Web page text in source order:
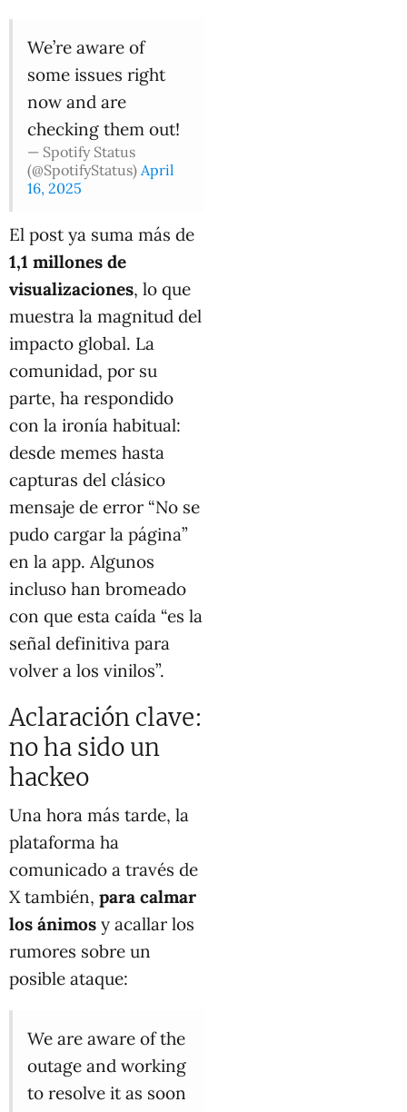
We’re aware of
some issues right
now and are
checking them out!
— Spotify Status
(@SpotifyStatus) April
16, 2025
El post ya suma más de
1,1 millones de
visualizaciones, lo que
muestra la magnitud del
impacto global. La
comunidad, por su
parte, ha respondido
con la ironía habitual:
desde memes hasta
capturas del clásico
mensaje de error “No se
pudo cargar la página”
en la app. Algunos
incluso han bromeado
con que esta caída “es la
señal definitiva para
volver a los vinilos”.
Aclaración clave:
no ha sido un
hackeo
Una hora más tarde, la
plataforma ha
comunicado a través de
X también, para calmar
los ánimos y acallar los
rumores sobre un
posible ataque:
We are aware of the
outage and working
to resolve it as soon